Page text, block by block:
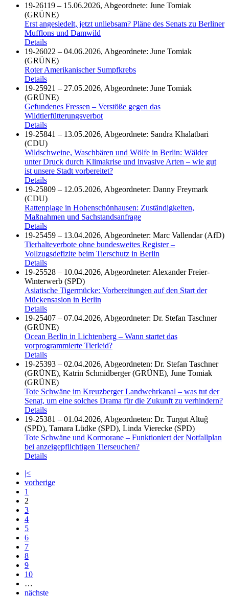
19-26119 – 15.06.2026, Abgeordnete: June Tomiak
(GRÜNE)
Erst angesiedelt, jetzt unliebsam? Pläne des Senats zu Berliner
Mufflons und Damwild
Details
19-26022 – 04.06.2026, Abgeordnete: June Tomiak
(GRÜNE)
Roter Amerikanischer Sumpfkrebs
Details
19-25921 – 27.05.2026, Abgeordnete: June Tomiak
(GRÜNE)
Gefundenes Fressen – Verstöße gegen das
Wildtierfütterungsverbot
Details
19-25841 – 13.05.2026, Abgeordnete: Sandra Khalatbari
(CDU)
Wildschweine, Waschbären und Wölfe in Berlin: Wälder
unter Druck durch Klimakrise und invasive Arten – wie gut
ist unsere Stadt vorbereitet?
Details
19-25809 – 12.05.2026, Abgeordneter: Danny Freymark
(CDU)
Rattenplage in Hohenschönhausen: Zuständigkeiten,
Maßnahmen und Sachstandsanfrage
Details
19-25459 – 13.04.2026, Abgeordneter: Marc Vallendar (AfD)
Tierhalteverbote ohne bundesweites Register –
Vollzugsdefizite beim Tierschutz in Berlin
Details
19-25528 – 10.04.2026, Abgeordneter: Alexander Freier-
Winterwerb (SPD)
Asiatische Tigermücke: Vorbereitungen auf den Start der
Mückensasion in Berlin
Details
19-25407 – 07.04.2026, Abgeordneter: Dr. Stefan Taschner
(GRÜNE)
Ocean Berlin in Lichtenberg – Wann startet das
vorprogrammierte Tierleid?
Details
19-25393 – 02.04.2026, Abgeordneten: Dr. Stefan Taschner
(GRÜNE), Katrin Schmidberger (GRÜNE), June Tomiak
(GRÜNE)
Tote Schwäne im Kreuzberger Landwehrkanal – was tut der
Senat, um eine solches Drama für die Zukunft zu verhindern?
Details
19-25381 – 01.04.2026, Abgeordneten: Dr. Turgut Altuǧ
(SPD), Tamara Lüdke (SPD), Linda Vierecke (SPD)
Tote Schwäne und Kormorane – Funktioniert der Notfallplan
bei anzeigepflichtigen Tierseuchen?
Details
|<
vorherige
1
2
3
4
5
6
7
8
9
10
…
nächste